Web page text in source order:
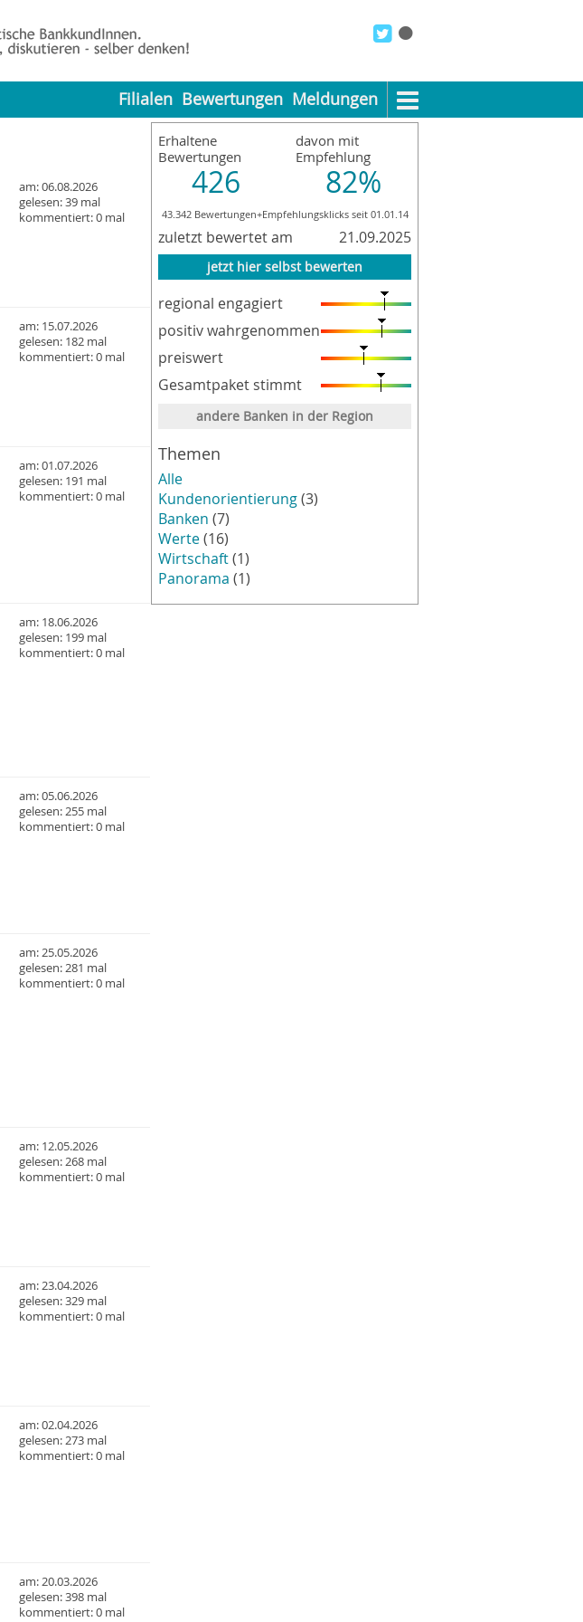
Filialen Bewertungen Meldungen
Erhaltene
Bewertungen
426
davon mit
Empfehlung
82%
43.342 Bewertungen+Empfehlungsklicks seit 01.01.14
zuletzt bewertet am 21.09.2025
jetzt hier selbst bewerten
regional engagiert
positiv wahrgenommen
preiswert
Gesamtpaket stimmt
andere Banken in der Region
Themen
Alle
Kundenorientierung(3)
Banken (7)
Werte(16)
Wirtschaft(1)
Panorama (1)
am: 06.08.2026
gelesen: 39 mal
kommentiert: 0 mal
am: 15.07.2026
gelesen: 182 mal
kommentiert: 0 mal
am: 01.07.2026
gelesen: 191 mal
kommentiert: 0 mal
am: 18.06.2026
gelesen: 199 mal
kommentiert: 0 mal
am: 05.06.2026
gelesen: 255 mal
kommentiert: 0 mal
am: 25.05.2026
gelesen: 281 mal
kommentiert: 0 mal
am: 12.05.2026
gelesen: 268 mal
kommentiert: 0 mal
am: 23.04.2026
gelesen: 329 mal
kommentiert: 0 mal
am: 02.04.2026
gelesen: 273 mal
kommentiert: 0 mal
am: 20.03.2026
gelesen: 398 mal
kommentiert: 0 mal